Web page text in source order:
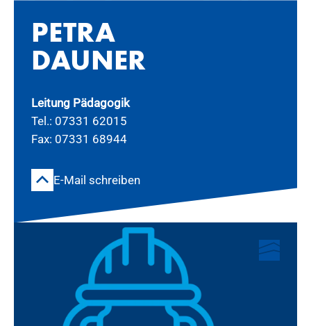
PE­TRA
DAU­NER
Leitung Pädagogik
Tel.: 07331 62015
Fax: 07331 68944
E-Mail schreiben